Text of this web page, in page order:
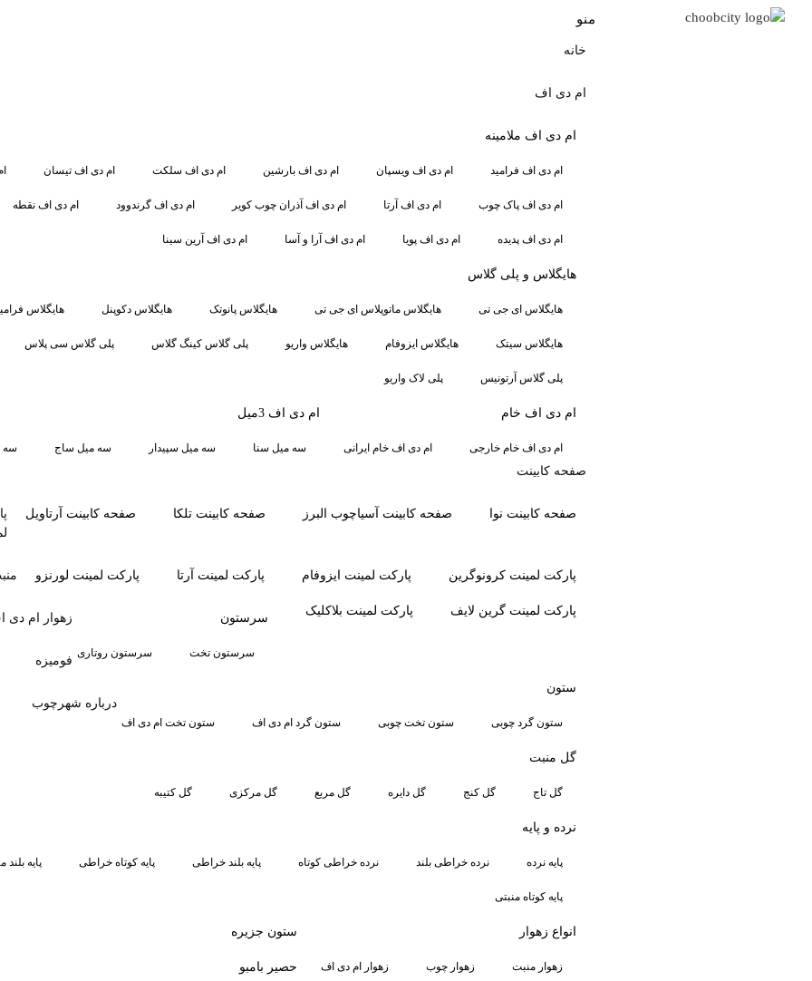
منو
خانه
ام دی اف
ام دی اف ملامینه
ام دی اف فرامید ام دی اف ویسپان ام دی اف بارشین ام دی اف سلکت ام دی اف تیسان
ام دی اف پاک چوب ام دی اف آرتا ام دی اف آذران چوب کویر ام دی اف گرندوود ام دی اف نقطه
ام دی اف پدیده ام دی اف پویا ام دی اف آرا و آسا ام دی اف آرین سینا
هایگلاس و پلی گلاس
هایگلاس ای جی تی هایگلاس ماتوپلاس ای جی تی هایگلاس پانوتک هایگلاس دکوپنل هایگلاس
هایگلاس سیتک هایگلاس ایزوفام هایگلاس واریو پلی گلاس کینگ گلاس پلی گلاس سی پلاس
پلی گلاس آرتونیس پلی لاک واریو
ام دی اف خام
ام دی اف خام خارجی ام دی اف خام ایرانی
ام دی اف 3میل
سه میل سنا سه میل سپیدار سه میل ساج سه
صفحه کابینت
صفحه کابینت نوا صفحه کابینت آسیاچوب البرز صفحه کابینت تلکا صفحه کابینت آرتاویل
پارکت لمینت کرونوگرین پارکت لمینت ایزوفام پارکت لمینت آرتا پارکت لمینت لورنزو
پارکت لمینت گرین لایف پارکت لمینت بلاکلیک
سرستون
سرستون تخت سرستون روتاری
ستون
ستون گرد چوبی ستون تخت چوبی ستون گرد ام دی اف ستون تخت ام دی اف
گل منبت
گل تاج گل کنج گل دایره گل مربع گل مرکزی گل کتیبه
نرده و پایه
پایه نرده نرده خراطی بلند نرده خراطی کوتاه پایه بلند خراطی پایه کوتاه خراطی پایه بلند
پایه کوتاه منبتی
انواع زهوار
زهوار منبت زهوار چوب زهوار ام دی اف
ستون جزیره
حصیر بامبو
زهوار ام دی
فومیزه
درباره شهرچوب